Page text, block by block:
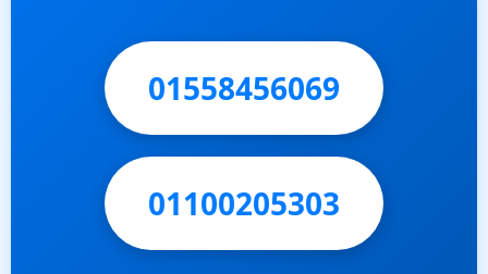
01558456069
01100205303